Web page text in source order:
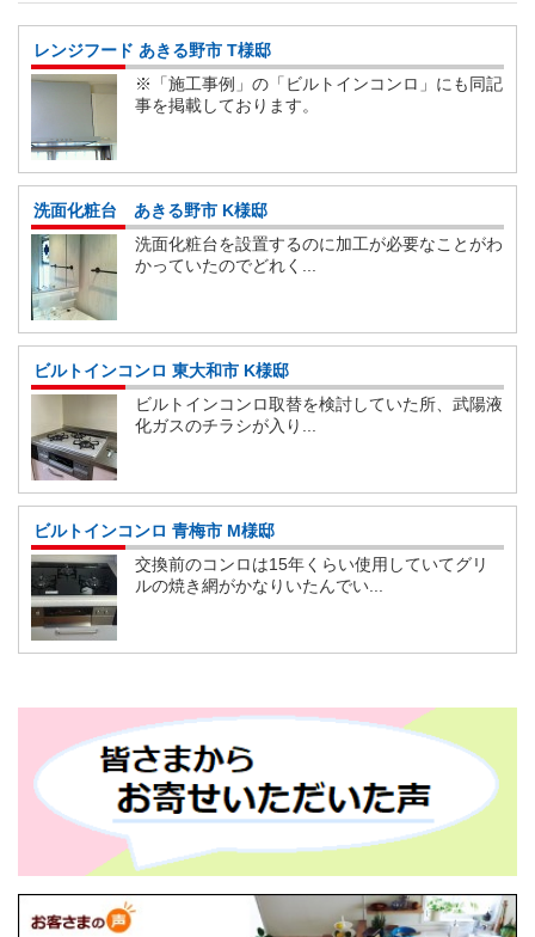
レンジフード あきる野市 T様邸
※「施工事例」の「ビルトインコンロ」にも同記
事を掲載しております。
洗面化粧台 あきる野市 K様邸
洗面化粧台を設置するのに加工が必要なことがわ
かっていたのでどれく...
ビルトインコンロ 東大和市 K様邸
ビルトインコンロ取替を検討していた所、武陽液
化ガスのチラシが入り...
ビルトインコンロ 青梅市 M様邸
交換前のコンロは15年くらい使用していてグリ
ルの焼き網がかなりいたんでい...